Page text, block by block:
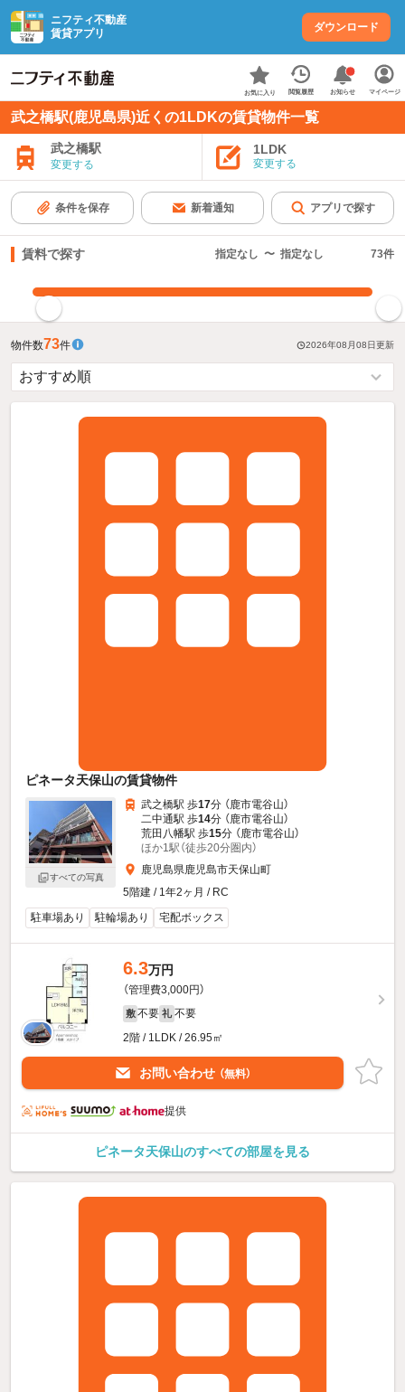
ニフティ不動産
賃貸アプリ
ダウンロード
お気に入り 閲覧履歴 お知らせ マイページ
武之橋駅(鹿児島県)近くの1LDKの賃貸物件一覧
武之橋駅
変更する
1LDK
変更する
条件を保存 新着通知 アプリで探す
賃料で探す 指定なし 〜 指定なし 73件
物件数73件 2026年08月08日更新
ピネータ天保山の賃貸物件
すべての写真
武之橋駅 歩17分 （鹿市電谷山）
二中通駅 歩14分 （鹿市電谷山）
荒田八幡駅 歩15分 （鹿市電谷山）
ほか1駅（徒歩20分圏内）
鹿児島県鹿児島市天保山町
5階建 / 1年2ヶ月 / RC
駐車場あり
駐輪場あり 宅配ボックス
6.3万円
（管理費3,000円）
敷 不要 礼 不要
2階 / 1LDK / 26.95㎡
お問い合わせ （無料）
提供
ピネータ天保山のすべての部屋を見る